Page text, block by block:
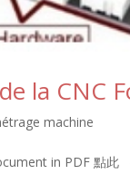
la CNC
machine
in PDF 點此